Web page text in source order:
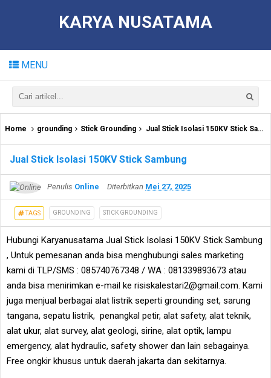
KARYA NUSATAMA
MENU
Home grounding Stick Grounding Jual Stick Isolasi 150KV Stick Sambung
Jual Stick Isolasi 150KV Stick Sambung
Penulis Online Diterbitkan Mei 27, 2025
TAGS GROUNDING STICK GROUNDING
Hubungi Karyanusatama Jual Stick Isolasi 150KV Stick Sambung
, Untuk pemesanan anda bisa menghubungi sales marketing
kami di TLP/SMS : 085740767348 / WA : 081339893673 atau
anda bisa menirimkan e-mail ke risiskalestari2@gmail.com. Kami
juga menjual berbagai alat listrik seperti grounding set, sarung
tangana, sepatu listrik, penangkal petir, alat safety, alat teknik,
alat ukur, alat survey, alat geologi, sirine, alat optik, lampu
emergency, alat hydraulic, safety shower dan lain sebagainya.
Free ongkir khusus untuk daerah jakarta dan sekitarnya.